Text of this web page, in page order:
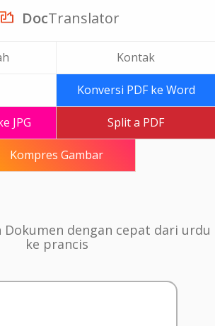
DocTranslator
Kontak
Konversi PDF ke Word
JPG Split a PDF
Kompres Gambar
Dokumen dengan cepat dari urdu
ke prancis